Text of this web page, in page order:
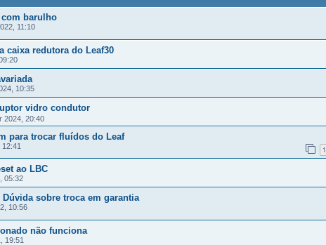
com barulho
11:10
caixa redutora do Leaf30
10:35
vidro condutor
2024, 20:40
para trocar fluídos do Leaf
1
ao LBC
05:32
Dúvida sobre troca em garantia
10:56
não funciona
19:51